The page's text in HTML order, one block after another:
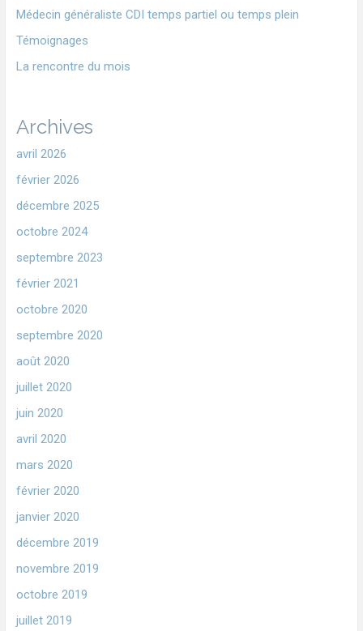
Médecin généraliste CDI temps partiel ou temps plein
Témoignages
La rencontre du mois
Archives
avril 2026
février 2026
décembre 2025
octobre 2024
septembre 2023
février 2021
octobre 2020
septembre 2020
août 2020
juillet 2020
juin 2020
avril 2020
mars 2020
février 2020
janvier 2020
décembre 2019
novembre 2019
octobre 2019
juillet 2019